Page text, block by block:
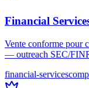
Financial
Vente conforme pour
— outreach SEC/
financial-services